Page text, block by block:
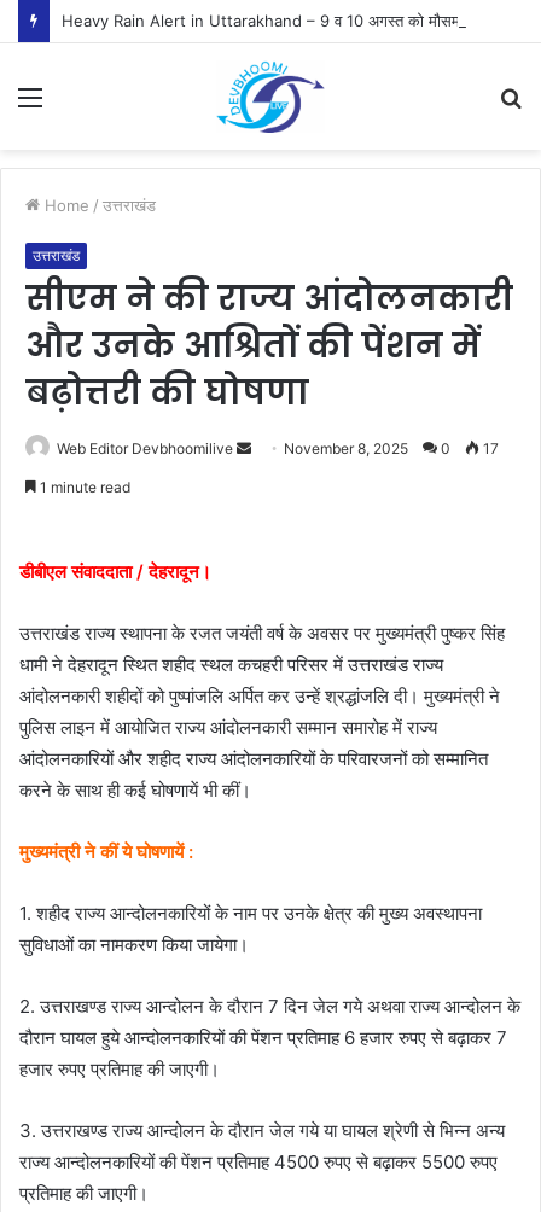
Menu
Home / उत्तराखंड
उत्तराखंड
सीएम ने की राज्य आंदोलनकारी
और उनके आश्रितों की पेंशन में
बढ़ोत्तरी की घोषणा
Web Editor Devbhoomilive
Send November 8, 2025 0 17
1 minute read
डीबीएल संवाददाता / देहरादून।
उत्तराखंड राज्य स्थापना के रजत जयंती वर्ष के अवसर पर मुख्यमंत्री पुष्कर सिंह
धामी ने देहरादून स्थित शहीद स्थल कचहरी परिसर में उत्तराखंड राज्य
आंदोलनकारी शहीदों को पुष्पांजलि अर्पित कर उन्हें श्रद्धांजलि दी। मुख्यमंत्री ने
पुलिस लाइन में आयोजित राज्य आंदोलनकारी सम्मान समारोह में राज्य
आंदोलनकारियों और शहीद राज्य आंदोलनकारियों के परिवारजनों को सम्मानित
करने के साथ ही कई घोषणायें भी कीं।
मुख्यमंत्री ने कीं ये घोषणायें :
1. शहीद राज्य आन्दोलनकारियों के नाम पर उनके क्षेत्र की मुख्य अवस्थापना
सुविधाओं का नामकरण किया जायेगा।
2. उत्तराखण्ड राज्य आन्दोलन के दौरान 7 दिन जेल गये अथवा राज्य आन्दोलन के
दौरान घायल हुये आन्दोलनकारियों की पेंशन प्रतिमाह 6 हजार रुपए से बढ़ाकर 7
हजार रुपए प्रतिमाह की जाएगी।
3. उत्तराखण्ड राज्य आन्दोलन के दौरान जेल गये या घायल श्रेणी से भिन्न अन्य
राज्य आन्दोलनकारियों की पेंशन प्रतिमाह 4500 रुपए से बढ़ाकर 5500 रुपए
प्रतिमाह की जाएगी।